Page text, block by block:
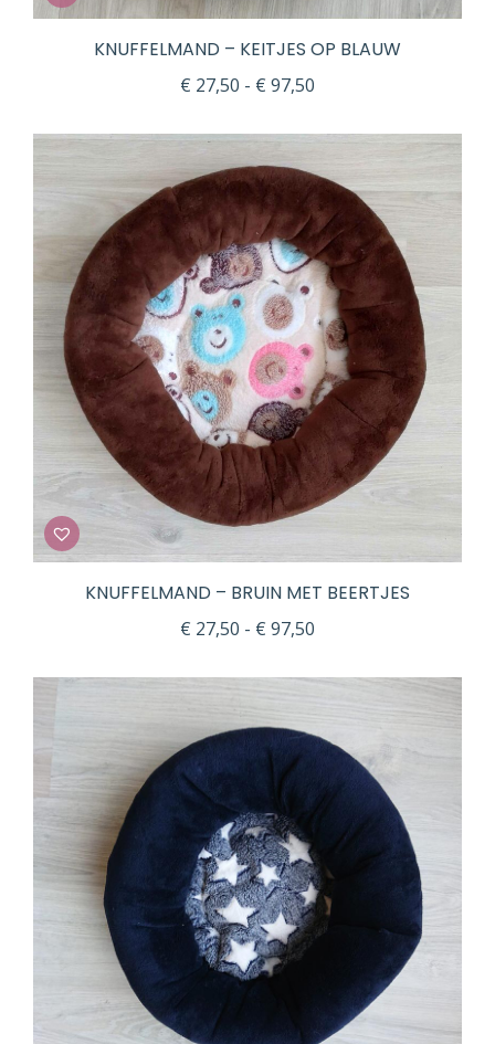
KNUFFELMAND – KEITJES OP BLAUW
€ 27,50 - € 97,50
tot
€ 97,50
KNUFFELMAND – BRUIN MET BEERTJES
€ 27,50 - € 97,50
tot
€ 97,50